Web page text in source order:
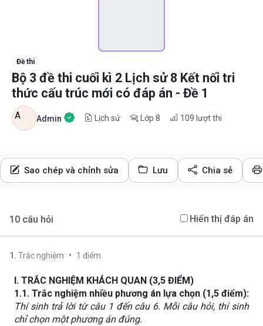
Đề thi
Bộ 3 đề thi cuối kì 2 Lịch sử 8 Kết nối tri
thức cấu trúc mới có đáp án - Đề 1
A Admin Lịch sử Lớp 8 109 lượt thi
Sao chép và chỉnh sửa Lưu Chia sẻ
10 câu hỏi Hiển thị đáp án
1. Trắc nghiệm • 1 điểm
I. TRẮC NGHIỆM KHÁCH QUAN (3,5 ĐIỂM)
1.1. Trắc nghiệm nhiều phương án lựa chọn (1,5 điểm):
Thí sinh trả lời từ câu 1 đến câu 6. Mỗi câu hỏi, thí sinh
chỉ chọn một phương án đúng.